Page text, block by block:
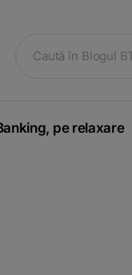
pe relaxare